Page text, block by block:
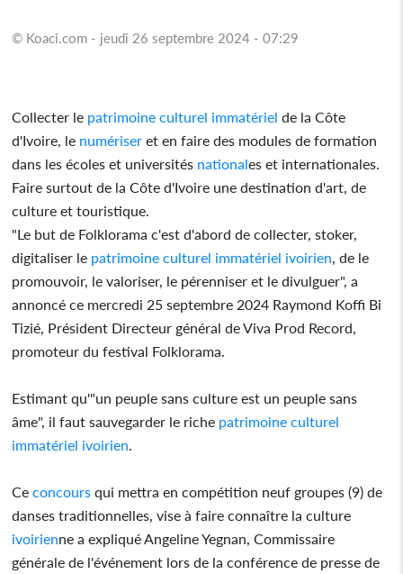
© Koaci.com - jeudi 26 septembre 2024 - 07:29
Collecter le patrimoine culturel immatériel de la Côte
d'Ivoire, le numériser et en faire des modules de formation
dans les écoles et universités nationales et internationales.
Faire surtout de la Côte d'Ivoire une destination d'art, de
culture et touristique.
"Le but de Folklorama c'est d'abord de collecter, stoker,
digitaliser le patrimoine culturel immatériel ivoirien , de le
promouvoir, le valoriser, le pérenniser et le divulguer", a
annoncé ce mercredi 25 septembre 2024 Raymond Koffi Bi
Tizié, Président Directeur général de Viva Prod Record,
promoteur du festival Folklorama.
Estimant qu'"un peuple sans culture est un peuple sans
âme", il faut sauvegarder le riche patrimoine culturel
immatériel ivoirien
Ce concours qui mettra en compétition neuf groupes (9) de
danses traditionnelles, vise à faire connaître la culture
ivoirienne a expliqué Angeline Yegnan, Commissaire
générale de l'événement lors de la conférence de presse de